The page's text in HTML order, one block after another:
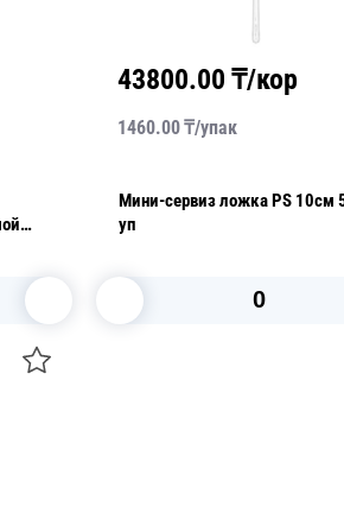
43800.00 ₸/кор
1460.00₸/упак
Мини-сервиз ложка PS 10см 50шт/
уп